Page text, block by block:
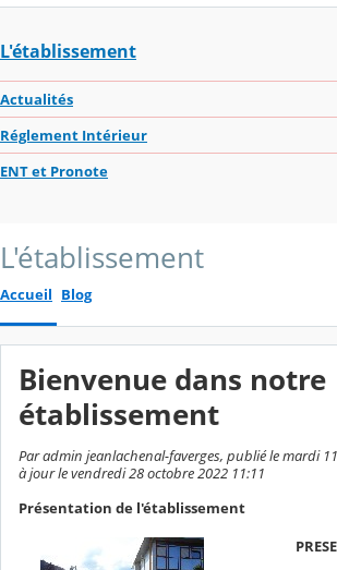
L'établissement
Actualités
Réglement Intérieur
ENT et Pronote
L'établissement
Accueil Blog
Bienvenue dans notre
établissement
Par admin jeanlachenal-faverges, publié le mardi
à jour le vendredi 28 octobre 2022 11:11
Présentation de l'établissement